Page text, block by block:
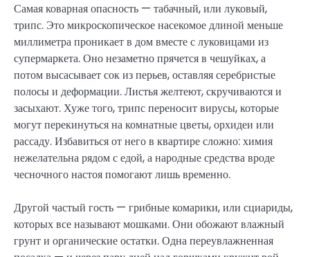
Самая коварная опасность — табачный, или луковый,
трипс. Это микроскопическое насекомое длиной меньше
миллиметра проникает в дом вместе с луковицами из
супермаркета. Оно незаметно прячется в чешуйках, а
потом высасывает сок из перьев, оставляя серебристые
полосы и деформации. Листья желтеют, скручиваются и
засыхают. Хуже того, трипс переносит вирусы, которые
могут перекинуться на комнатные цветы, орхидеи или
рассаду. Избавиться от него в квартире сложно: химия
нежелательна рядом с едой, а народные средства вроде
чесночного настоя помогают лишь временно.
Другой частый гость — грибные комарики, или сциариды,
которых все называют мошками. Они обожают влажный
грунт и органические остатки. Одна переувлажненная